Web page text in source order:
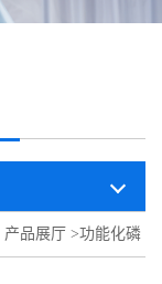
产品展厅 >功能化磷